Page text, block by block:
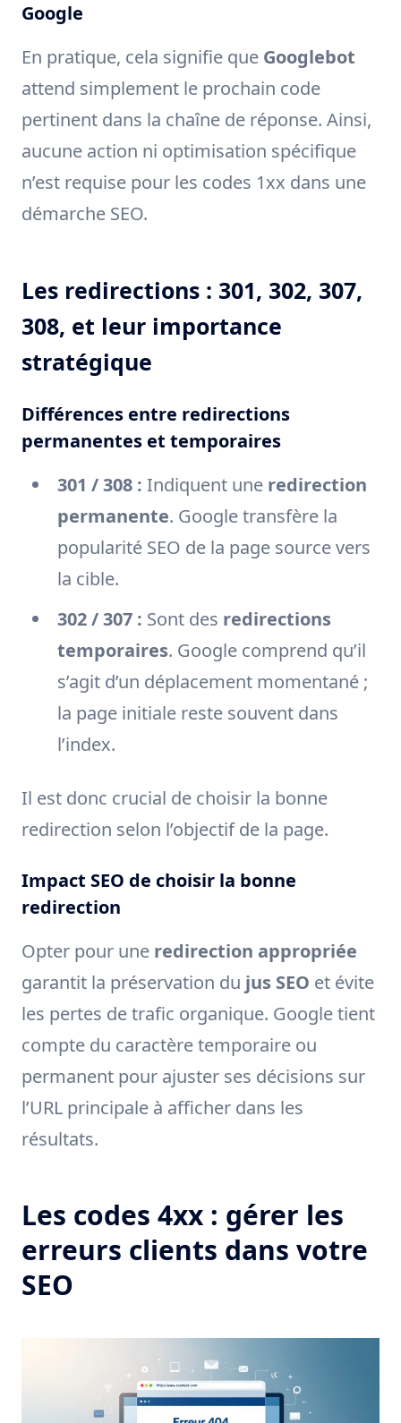
Google
En pratique, cela signifie que Googlebot
attend simplement le prochain code
pertinent dans la chaîne de réponse. Ainsi,
aucune action ni optimisation spécifique
n’est requise pour les codes 1xx dans une
démarche SEO.
Les redirections : 301, 302, 307,
308, et leur importance
stratégique
Différences entre redirections
permanentes et temporaires
301 / 308 : Indiquent une redirection
permanente. Google transfère la
popularité SEO de la page source vers
la cible.
302 / 307 : Sont des redirections
temporaires. Google comprend qu’il
s’agit d’un déplacement momentané ;
la page initiale reste souvent dans
l’index.
Il est donc crucial de choisir la bonne
redirection selon l’objectif de la page.
Impact SEO de choisir la bonne
redirection
Opter pour une redirection appropriée
garantit la préservation du jus SEO et évite
les pertes de trafic organique. Google tient
compte du caractère temporaire ou
permanent pour ajuster ses décisions sur
l’URL principale à afficher dans les
résultats.
Les codes 4xx : gérer les
erreurs clients dans votre
SEO